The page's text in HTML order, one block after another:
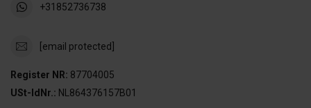
+31852736738
[email protected]
Register NR: 87704005
USt-IdNr.: NL864376157B01